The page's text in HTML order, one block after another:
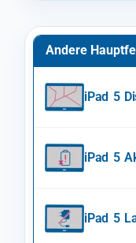
Andere
iPad 5
iPad 5
iPad 5